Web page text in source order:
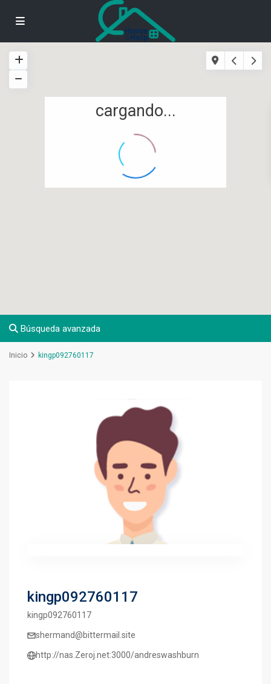
cargando...
Búsqueda avanzada
Inicio kingp092760117
kingp092760117
kingp092760117
shermand@bittermail.site
http://nas.Zeroj.net:3000/andreswashburn